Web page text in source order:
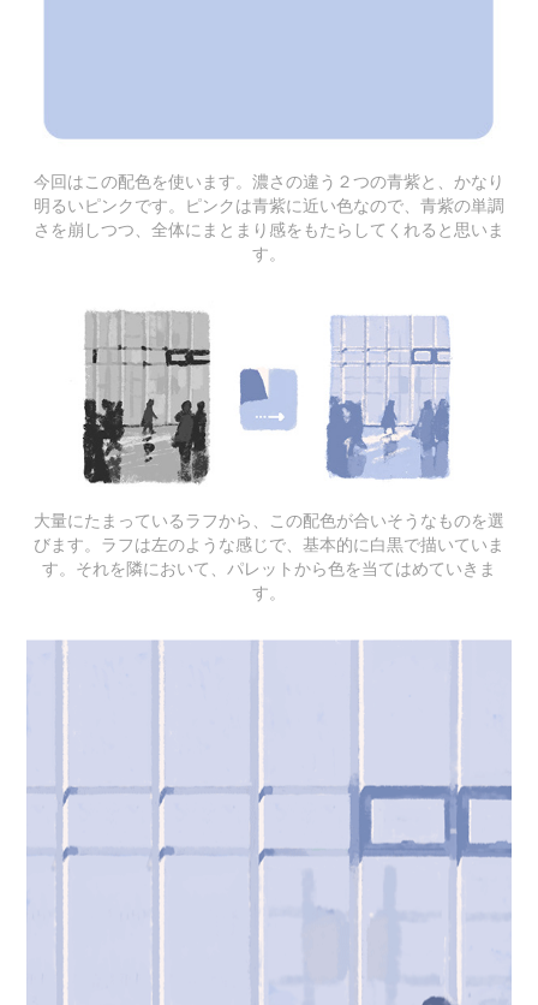
今回はこの配色を使います。濃さの違う２つの青紫と、かなり
明るいピンクです。ピンクは青紫に近い色なので、青紫の単調
さを崩しつつ、全体にまとまり感をもたらしてくれると思いま
す。
大量にたまっているラフから、この配色が合いそうなものを選
びます。ラフは左のような感じで、基本的に白黒で描いていま
す。それを隣において、パレットから色を当てはめていきま
す。